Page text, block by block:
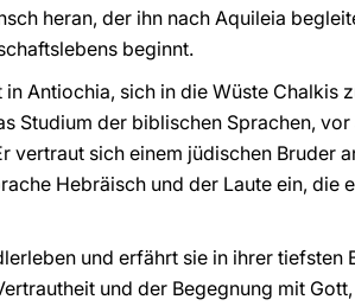
heran, der ihn nach Aquileia
beginnt.
Antiochia, sich in die Wüste Chalkis
Studium der biblischen Sprachen,
vertraut sich einem jüdischen Bruder
Hebräisch und der Laute ein, die
und erfährt sie in ihrer tiefsten
und der Begegnung mit